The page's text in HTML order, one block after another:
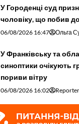
У Городенці суд
чоловіку, що побив
06/08/2026 16:47 Ольга
У Франківську та
синоптики очікують
пориви вітру
06/08/2026 16:02 Reporter